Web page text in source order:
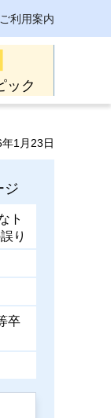
ご利用案内
ック
1月23日
ジ
ト
り
卒